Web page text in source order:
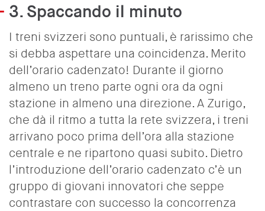
3. Spaccando il minuto
I treni svizzeri sono puntuali, è rarissimo che
si debba aspettare una coincidenza. Merito
dell’orario cadenzato! Durante il giorno
almeno un treno parte ogni ora da ogni
stazione in almeno una direzione. A Zurigo,
che dà il ritmo a tutta la rete svizzera, i treni
arrivano poco prima dell’ora alla stazione
centrale e ne ripartono quasi subito. Dietro
l’introduzione dell’orario cadenzato c’è un
gruppo di giovani innovatori che seppe
contrastare con successo la concorrenza